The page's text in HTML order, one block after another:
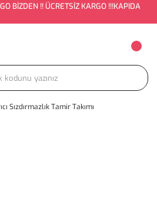
BİZDEN !! ÜCRETSİZ KARGO !!!KAPIDA